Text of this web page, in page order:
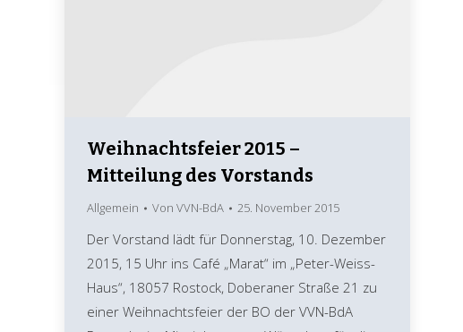
Weihnachtsfeier 2015 –
Mitteilung des Vorstands
Allgemein Von VVN-BdA 25. November 2015
Der Vorstand lädt für Donnerstag, 10. Dezember
2015, 15 Uhr ins Café „Marat“ im „Peter-Weiss-
Haus“, 18057 Rostock, Doberaner Straße 21 zu
einer Weihnachtsfeier der BO der VVN-BdA